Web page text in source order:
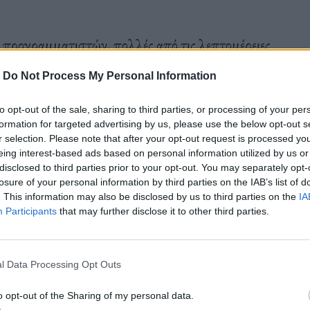
Do Not Process My Personal Information
opt-out of the sale, sharing to third parties, or processing of your
for targeted advertising by us, please use the below opt-out
selection. Please note that after your opt-out request is processed
interest-based ads based on personal information utilized by us
to third parties prior to your opt-out. You may separately
of your personal information by third parties on the IAB’s list of
This information may also be disclosed by us to third parties on the
Participants that may further disclose it to other third parties.
Data Processing Opt Outs
opt-out of the Sharing of my personal data.
πολλές από τις λεπτομέρειες
στο API του OS και αλλαγές που αφορούν
και πράγματα που αφορούν τους
beta έκδοση του Android 15.
που σας επιτρέπει να δημιουργήσετε ένα
ευαίσθητες εφαρμογές κάτω από ένα
ένα ξεχωριστό προφίλ χρήστη από το
είναι κλειδωμένο, οι εφαρμογές Android